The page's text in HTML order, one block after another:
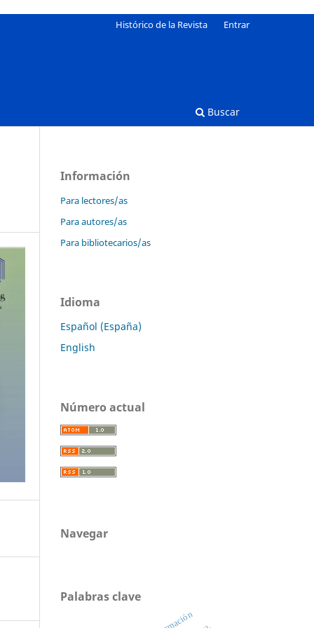
Buscar
Histórico de la Revista Entrar
Información
Para lectores/as
Para autores/as
Para bibliotecarios/as
Idioma
Español (España)
English
Número actual
Navegar
Palabras clave